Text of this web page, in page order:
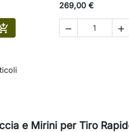
Aggiungi al carrello
269,00 €
 
e Mirini per Tiro